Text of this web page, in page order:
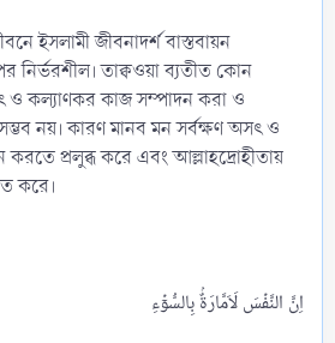
ইসলামী জীবনাদর্শ বাস্তবায়ন
নির্ভরশীল। তাক্বওয়া ব্যতীত কোন
ও কল্যাণকর কাজ সম্পাদন করা ও
নয়। কারণ মানব মন সর্বক্ষণ অসৎ ও
করতে প্রলুব্ধ করে এবং আল্লাহদ্রোহীতায়
করে।